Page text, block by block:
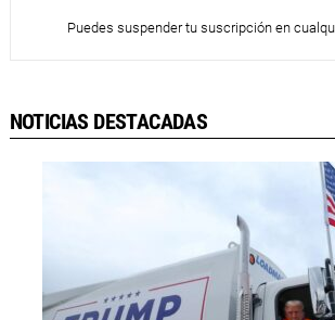
Puedes suspender tu suscripción en
NOTICIAS DESTACADAS